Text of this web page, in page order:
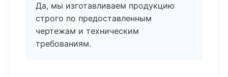
Да, мы изготавливаем продукцию
строго по предоставленным
чертежам и техническим
требованиям.